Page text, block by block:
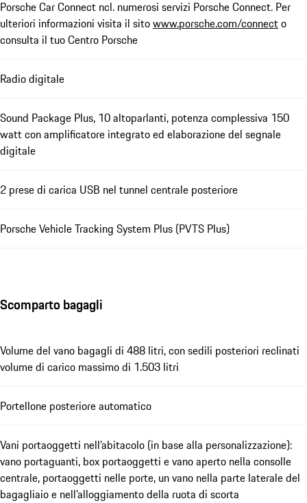
Porsche Car Connect ncl. numerosi servizi Porsche Connect. Per
ulteriori informazioni visita il sitowww.porsche.com/connecto
consulta il tuo Centro Porsche
Radio digitale
Sound Package Plus, 10 altoparlanti, potenza complessiva 150
watt con amplificatore integrato ed elaborazione del segnale
digitale
2 prese di carica USB nel tunnel centrale posteriore
Porsche Vehicle Tracking System Plus (PVTS Plus)
Scomparto bagagli
Volume del vano bagagli di 488 litri, con sedili posteriori reclinati
volume di carico massimo di 1.503 litri
Portellone posteriore automatico
Vani portaoggetti nell’abitacolo (in base alla personalizzazione):
vano portaguanti, box portaoggetti e vano aperto nella consolle
centrale, portaoggetti nelle porte, un vano nella parte laterale del
bagagliaio e nell’alloggiamento della ruota di scorta